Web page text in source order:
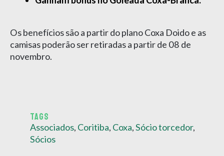
Os benefícios são a partir do plano Coxa Doido e as
camisas poderão ser retiradas a partir de 08 de
novembro.
TAGS
Associados, Coritiba, Coxa,Sócio torcedor,
Sócios